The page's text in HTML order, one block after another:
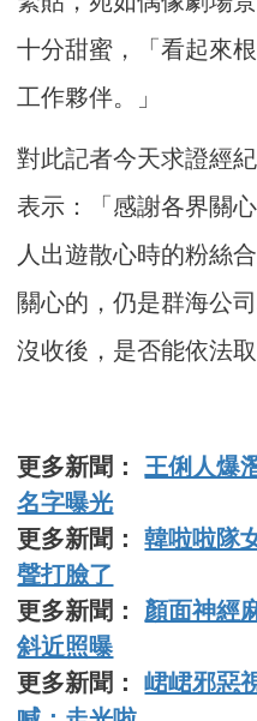
十分甜蜜，「看起來
工作夥伴。」
對此記者今天求證經
表示：「感謝各界關
人出遊散心時的粉絲
關心的，仍是群海公
沒收後，是否能依法
更多新聞： 王俐人爆
名字曝光
更多新聞：韓啦啦隊
聲打臉了
更多新聞： 顏面神經
斜近照曝
更多新聞：峮峮邪惡